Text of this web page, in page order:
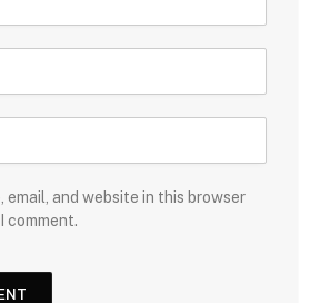
email, and website in this browser
comment.